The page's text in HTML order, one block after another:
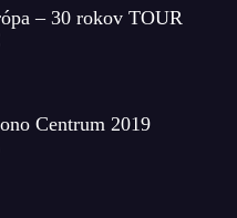
– 30 rokov TOUR
Centrum 2019